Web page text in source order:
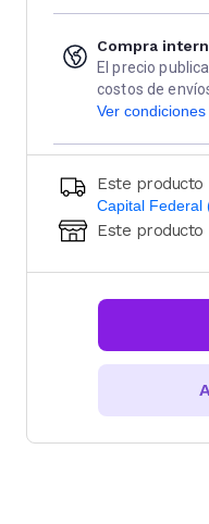
Compra
El precio
costos de
Ver condiciones
Este producto
Capital Federal
Ingresá código
Este